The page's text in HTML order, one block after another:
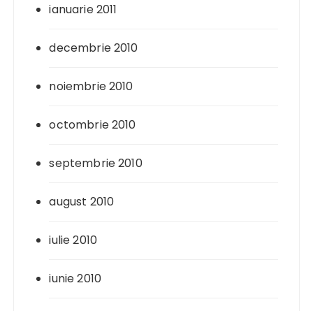
ianuarie 2011
decembrie 2010
noiembrie 2010
octombrie 2010
septembrie 2010
august 2010
iulie 2010
iunie 2010